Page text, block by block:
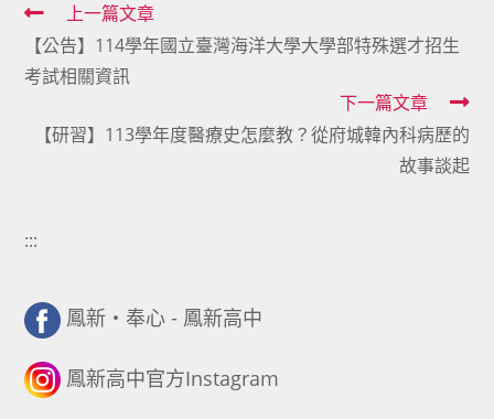
Read
more
articles
上一篇文章
【公告】114學年國立臺灣海洋大學大學部特殊選才招生
考試相關資訊
下一篇文章
【研習】113學年度醫療史怎麼教？從府城韓內科病歷的
故事談起
:::
鳳新・奉心 - 鳳新高中
鳳新高中官方Instagram